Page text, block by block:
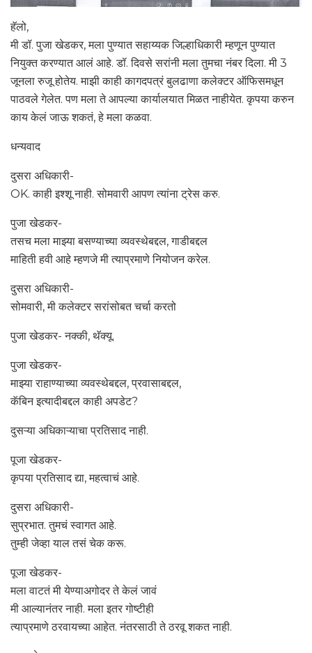
हॅलो,
मी डॉ. पुजा खेडकर, मला पुण्यात सहाय्यक जिल्हाधिकारी म्हणून पुण्यात
नियुक्त करण्यात आलं आहे. डॉ. दिवसे सरांनी मला तुमचा नंबर दिला. मी 3
जूनला रुजू होतेय. माझी काही कागदपत्रं बुलढाणा कलेक्टर ऑफिसमधून
पाठवले गेलेत. पण मला ते आपल्या कार्यालयात मिळत नाहीयेत. कृपया करुन
काय केलं जाऊ शकतं, हे मला कळवा.
धन्यवाद
दुसरा अधिकारी-
OK. काही इश्शू नाही. सोमवारी आपण त्यांना ट्रेस करु.
पुजा खेडकर-
तसच मला माझ्या बसण्याच्या व्यवस्थेबद्दल, गाडीबद्दल
माहिती हवी आहे म्हणजे मी त्याप्रमाणे नियोजन करेल.
दुसरा अधिकारी-
सोमवारी, मी कलेक्टर सरांसोबत चर्चा करतो
पुजा खेडकर- नक्की, थॅक्यू.
पुजा खेडकर-
माझ्या राहाण्याच्या व्यवस्थेबद्दल, प्रवासाबद्दल,
कॅबिन इत्यादीबद्दल काही अपडेट?
दुसऱ्या अधिकाऱ्याचा प्रतिसाद नाही.
पूजा खेडकर-
कृपया प्रतिसाद द्या, महत्वाचं आहे.
दुसरा अधिकारी-
सुप्रभात. तुमचं स्वागत आहे.
तुम्ही जेव्हा याल तसं चेक करू.
पूजा खेडकर-
मला वाटतं मी येण्याअगोदर ते केलं जावं
मी आल्यानंतर नाही. मला इतर गोष्टीही
त्याप्रमाणे ठरवायच्या आहेत. नंतरसाठी ते ठरवू शकत नाही.